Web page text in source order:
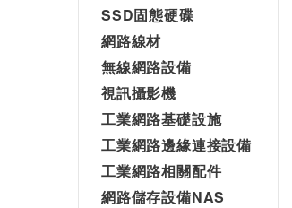
SSD固態硬碟
網路線材
無線網路設備
視訊攝影機
工業網路基礎設施
工業網路邊緣連接設備
工業網路相關配件
網路儲存設備NAS